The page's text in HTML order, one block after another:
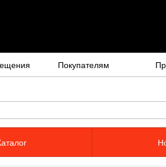
Покупателям